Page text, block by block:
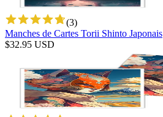
(3)
Manches de Cartes Torii Shinto Japonais
$32.95 USD